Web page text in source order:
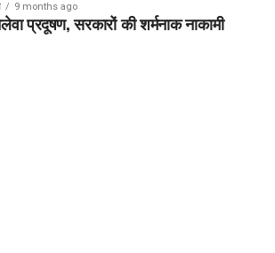
9 months ago
प्रदूषण, सरकारों की शर्मनाक नाकामी